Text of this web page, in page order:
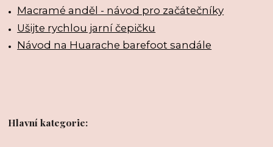
Macramé anděl - návod pro začátečníky
Ušijte rychlou jarní čepičku
Návod na Huarache barefoot sandále
Hlavní kategorie: